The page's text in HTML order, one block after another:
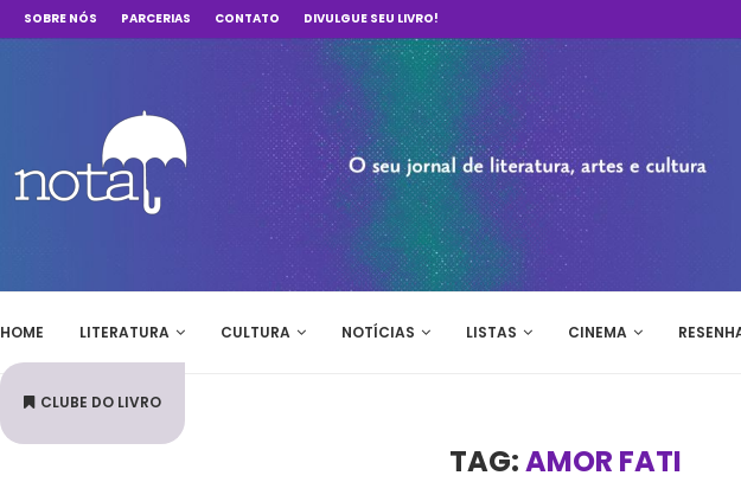
SOBRE NÓS PARCERIAS CONTATO DIVULGUE SEU LIVRO!
HOME LITERATURA CULTURA NOTÍCIAS LISTAS CINEMA
CLUBE DO LIVRO
TAG:AMOR FATI